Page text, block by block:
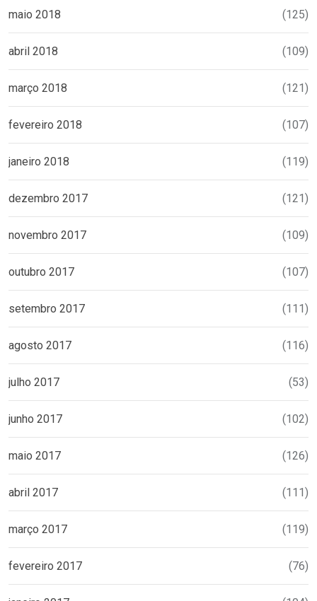
maio 2018 (125)
abril 2018 (109)
março 2018 (121)
fevereiro 2018 (107)
janeiro 2018 (119)
dezembro 2017 (121)
novembro 2017 (109)
outubro 2017 (107)
setembro 2017 (111)
agosto 2017 (116)
julho 2017 (53)
junho 2017 (102)
maio 2017 (126)
abril 2017 (111)
março 2017 (119)
fevereiro 2017 (76)